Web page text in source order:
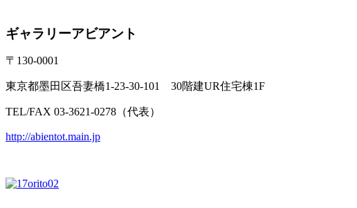
ギャラリーアビアント
〒130-0001
東京都墨田区吾妻橋1-23-30-101 30階建UR住宅棟1F
TEL/FAX 03-3621-0278（代表）
http://abientot.main.jp